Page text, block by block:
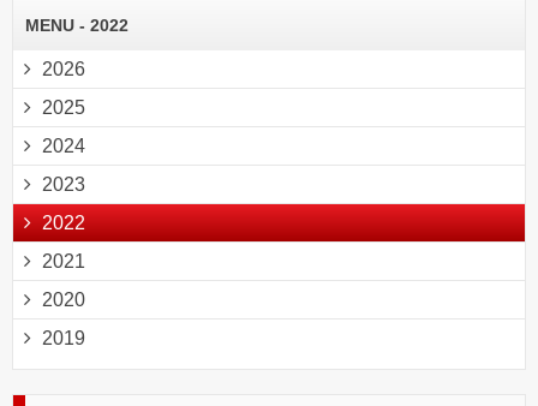
MENU - 2022
2026
2025
2024
2023
2022
2021
2020
2019